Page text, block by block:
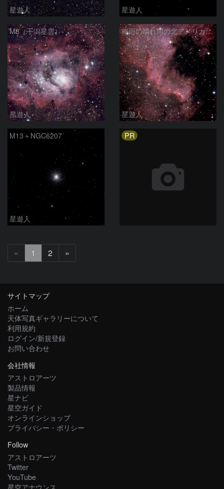
星遊人 星遊人
M8（干潟星雲）
星遊人
梅雨の晴れ間の北アメリカ星雲
星遊人
M13＋NGC6207
星遊人
PR
« 1 2 »
へ
サイトマップ
ホーム
天体写真ギャラリーについて
利用規約
ログイン/新規登録
お問い合わせ
会社情報
アストロアーツ
製品情報
星ナビ
星空ガイド
オンラインショップ
プライバシー・ポリシー
Follow
アストロアーツ
Twitter
YouTube
星空アナウンス